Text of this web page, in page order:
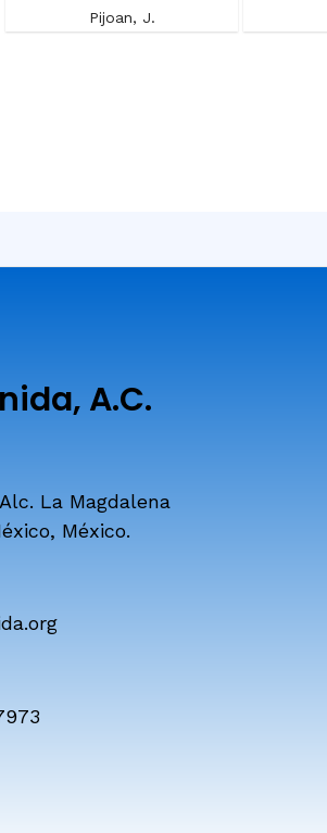
Pijoan, J.
A.C.
La Magdalena
México.